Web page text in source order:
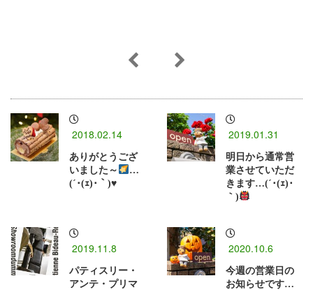
2018.02.14
ありがとうござ
いました～
…
(´･(ｪ)･｀)♥
2019.01.31
明日から通常営
業させていただ
きます…(´･(ｪ)･
｀)
2019.11.8
パティスリー・
アンテ・プリマ
2020.10.6
今週の営業日の
お知らせです…